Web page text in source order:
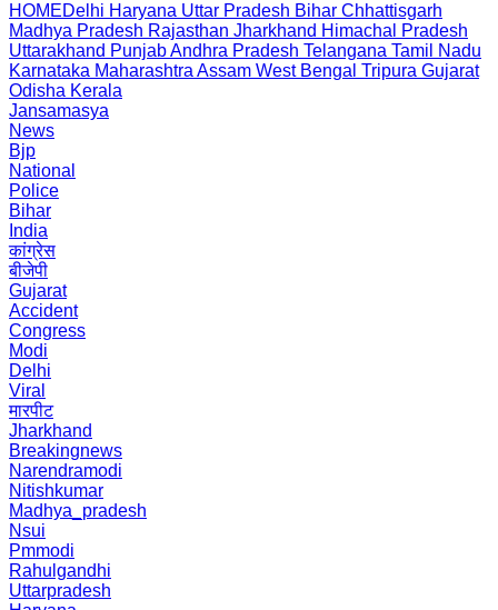
HOMEDelhi Haryana Uttar Pradesh Bihar Chhattisgarh
Madhya Pradesh Rajasthan Jharkhand Himachal Pradesh
Uttarakhand PunjabAndhra Pradesh Telangana Tamil Nadu
Karnataka Maharashtra Assam West Bengal Tripura Gujarat
Odisha Kerala
Jansamasya
News
Bjp
National
Police
Bihar
India
कांग्रेस
बीजेपी
Gujarat
Accident
Congress
Modi
Delhi
Viral
मारपीट
Jharkhand
Breakingnews
Narendramodi
Nitishkumar
Madhya_pradesh
Nsui
Pmmodi
Rahulgandhi
Uttarpradesh